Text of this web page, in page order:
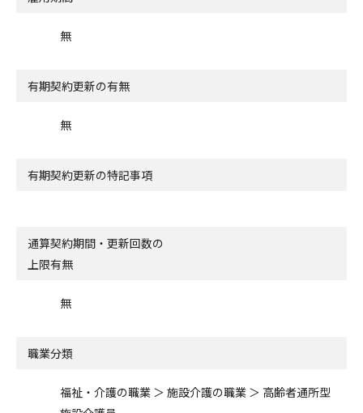
無
有期契約更新の有無
無
有期契約更新の特記事項
通算契約期間・更新回数の
上限有無
無
職業分類
福祉・介護の職業 ＞ 施設介護の職業 ＞ 高齢者通所型